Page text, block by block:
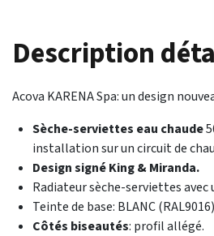
Description
Acova KARENA Spa: un design
Sèche-serviettes eau chaude
installation sur un circuit de
Design signé King & Miranda.
Radiateur sèche-serviettes avec
Teinte de base: BLANC
Côtés biseautés: profil allégé.